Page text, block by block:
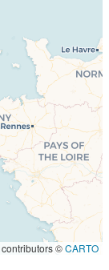
contributors ©CARTO